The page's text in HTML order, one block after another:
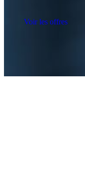
Voir les offres